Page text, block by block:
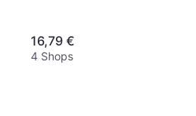
16,79 €
4 Shops